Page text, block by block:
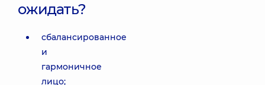
ожидать?
сбалансированное
и
гармоничное
лицо;